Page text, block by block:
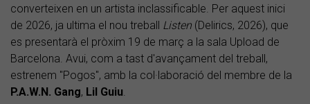
converteixen en un artista inclassificable. Per aquest inici
de 2026, ja ultima el nou treball Listen (Delirics, 2026), que
es presentarà el pròxim 19 de març a la sala Upload de
Barcelona. Avui, com a tast d'avançament del treball,
estrenem "Pogos", amb la col·laboració del membre de la
P.A.W.N. Gang, Lil Guiu.